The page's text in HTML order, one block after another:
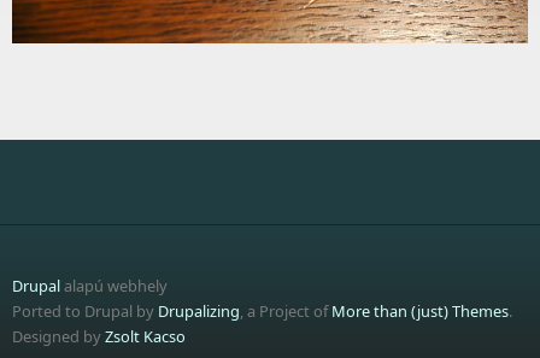
Drupalalapú webhely
Ported to Drupal by Drupalizing, a Project ofMore than (just) Themes.
Designed byZsolt Kacso